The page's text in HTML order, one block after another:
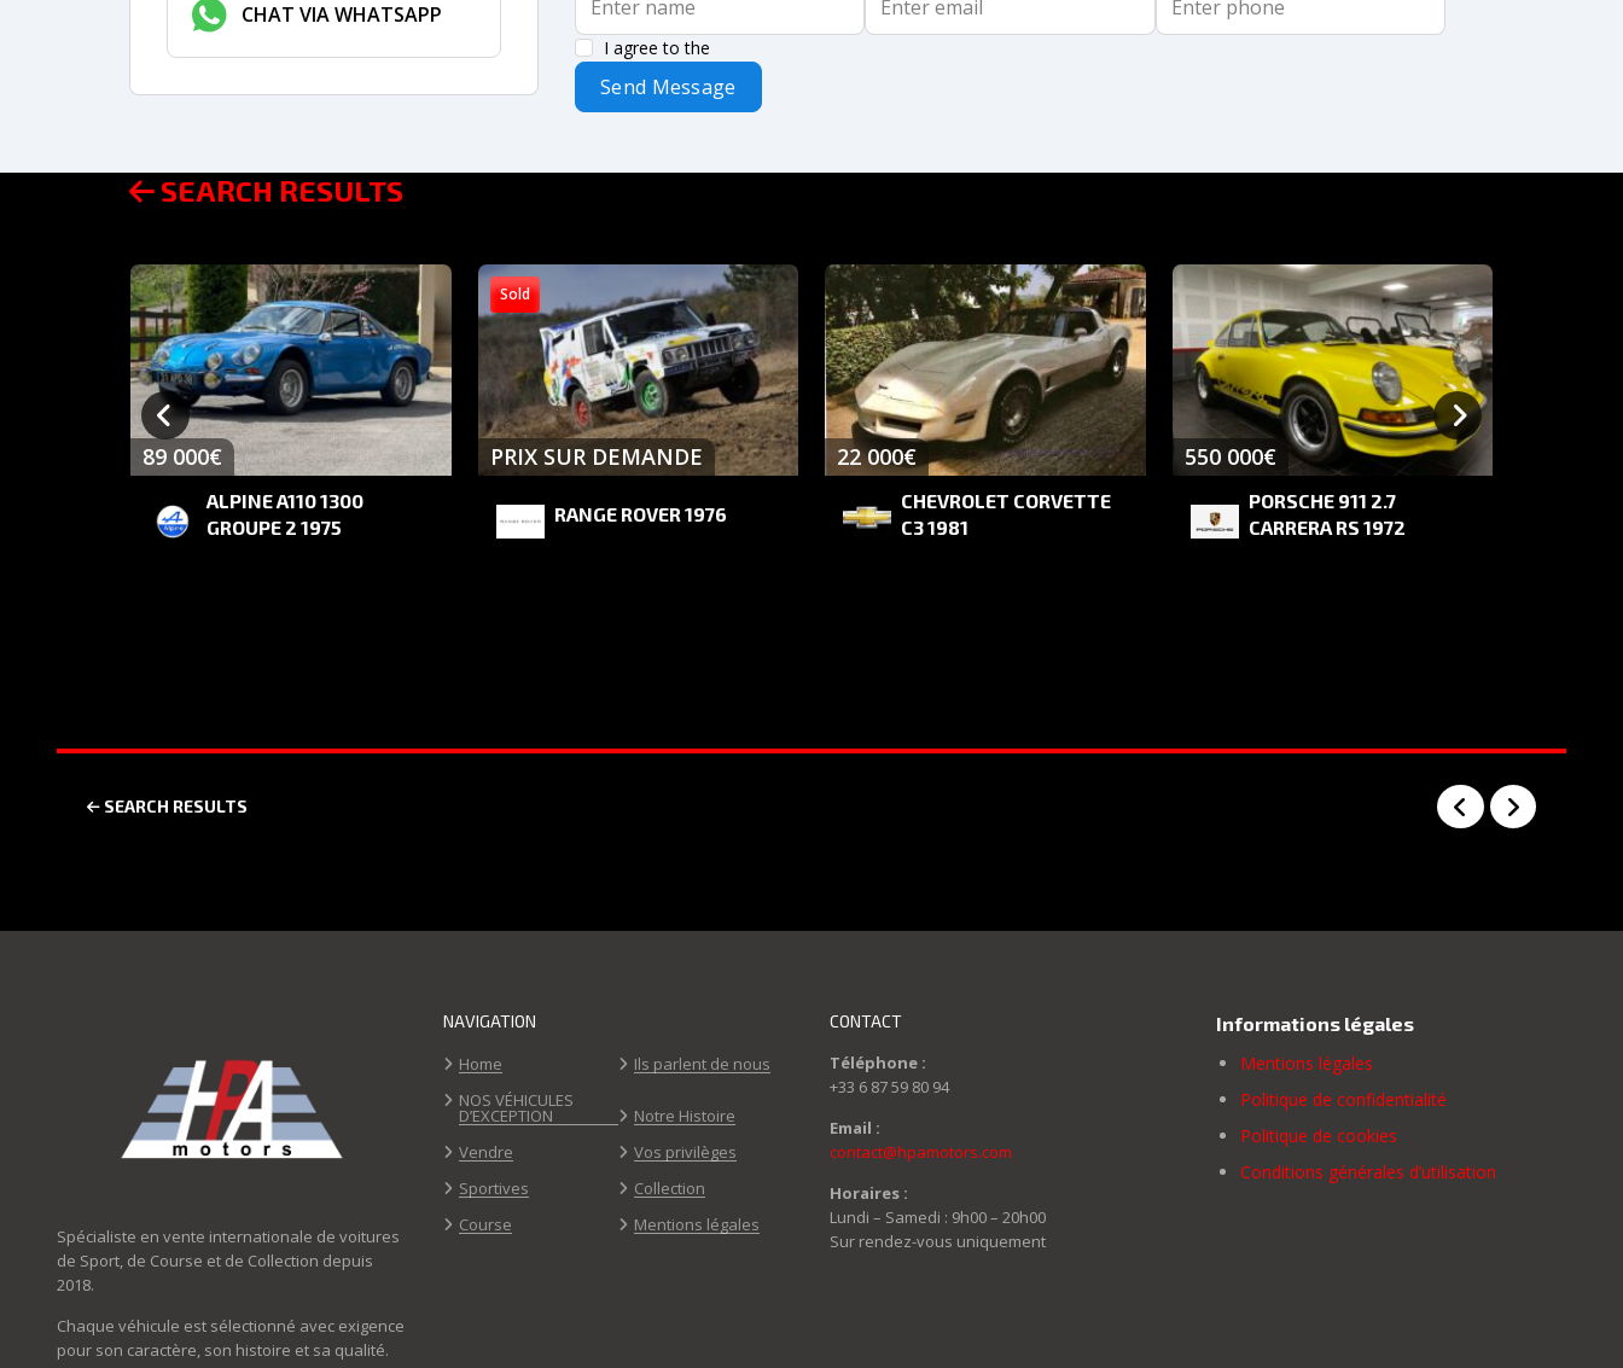
CHAT VIA WHATSAPP
I agree to the
Send Message
SEARCH RESULTS
89 000€
ALPINE A110 1300
GROUPE 2 1975
Sold
PRIX SUR DEMANDE
RANGE ROVER 1976
22 000€
CHEVROLET CORVETTE
C3 1981
550 000€
PORSCHE 911 2.7
CARRERA RS 1972
SEARCH RESULTS
Spécialiste en vente internationale de voitures
de Sport, de Course et de Collection depuis
2018.
Chaque véhicule est sélectionné avec exigence
pour son caractère, son histoire et sa qualité.
NAVIGATION
Home
Ils parlent de nous
NOS VÉHICULES
D’EXCEPTION
Notre Histoire
Vendre
Vos privilèges
Sportives
Collection
Course
Mentions légales
CONTACT
Téléphone :
+33 6 87 59 80 94
Email :
contact@hpamotors.com
Horaires :
Lundi – Samedi : 9h00 – 20h00
Sur rendez-vous uniquement
Informations légales
Mentions légales
Politique de confidentialité
Politique de cookies
Conditions générales d’utilisation